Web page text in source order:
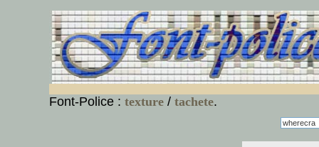
Font-Police : texture/ tachete.